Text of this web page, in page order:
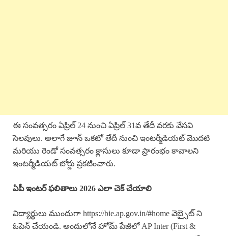
ఈ సంవత్సరం ఏప్రిల్ 24 నుంచి ఏప్రిల్ 31వ తేదీ వరకు వేసవి
సెలవులు. అలాగే జూన్ ఒకటో తేదీ నుంచి ఇంటర్మీడియట్ మొదటి
మరియు రెండో సంవత్సరం క్లాసులు కూడా ప్రారంభం కావాలని
ఇంటర్మీడియట్ బోర్డు ప్రకటించారు.
ఏపీ ఇంటర్ ఫలితాలు 2026 ఎలా చెక్ చేయాలి
విద్యార్థులు ముందుగా https://bie.ap.gov.in/#home వెబ్సైట్ ని
ఓపెన్ చేయండి. అందులోనే హోమ్ పేజీలో AP Inter (First &